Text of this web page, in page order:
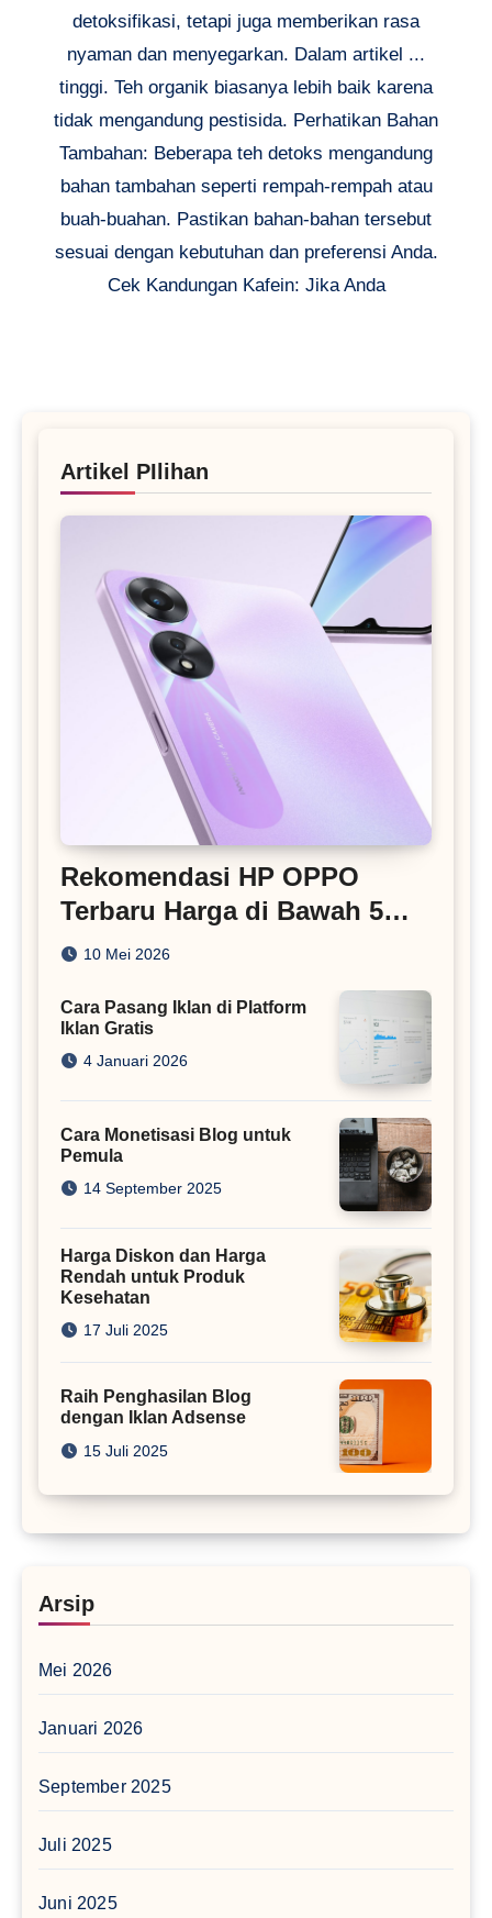
detoksifikasi, tetapi juga memberikan rasa
nyaman dan menyegarkan. Dalam artikel ...
tinggi. Teh organik biasanya lebih baik karena
tidak mengandung pestisida. Perhatikan Bahan
Tambahan: Beberapa teh detoks mengandung
bahan tambahan seperti rempah-rempah atau
buah-buahan. Pastikan bahan-bahan tersebut
sesuai dengan kebutuhan dan preferensi Anda.
Cek Kandungan Kafein: Jika Anda
Artikel PIlihan
Rekomendasi HP OPPO
Terbaru Harga di Bawah 5
Juta
10 Mei 2026
Cara Pasang Iklan di Platform
Iklan Gratis
4 Januari 2026
Cara Monetisasi Blog untuk
Pemula
14 September 2025
Harga Diskon dan Harga
Rendah untuk Produk
Kesehatan
17 Juli 2025
Raih Penghasilan Blog
dengan Iklan Adsense
15 Juli 2025
Arsip
Mei 2026
Januari 2026
September 2025
Juli 2025
Juni 2025